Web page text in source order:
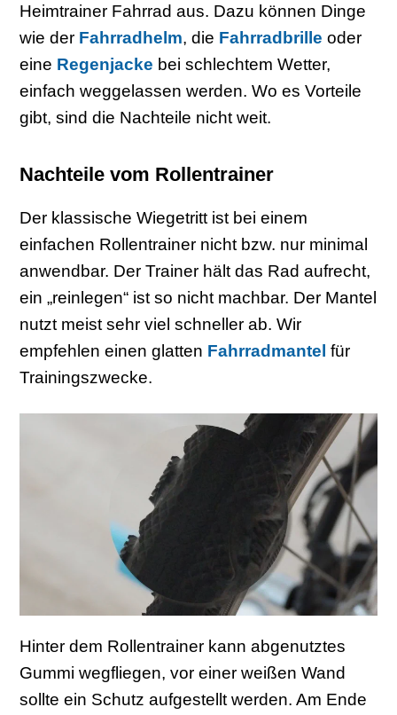
Heimtrainer Fahrrad aus. Dazu können Dinge
wie der Fahrradhelm, die Fahrradbrille oder
eine Regenjacke bei schlechtem Wetter,
einfach weggelassen werden. Wo es Vorteile
gibt, sind die Nachteile nicht weit.
Nachteile vom Rollentrainer
Der klassische Wiegetritt ist bei einem
einfachen Rollentrainer nicht bzw. nur minimal
anwendbar. Der Trainer hält das Rad aufrecht,
ein „reinlegen“ ist so nicht machbar. Der Mantel
nutzt meist sehr viel schneller ab. Wir
empfehlen einen glatten Fahrradmantel für
Trainingszwecke.
Hinter dem Rollentrainer kann abgenutztes
Gummi wegfliegen, vor einer weißen Wand
sollte ein Schutz aufgestellt werden. Am Ende